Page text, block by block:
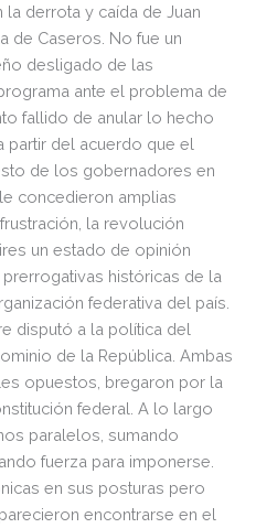
derrota y caída de Juan
de Caseros. No fue un
desligado de las
ante el problema de
fallido de anular lo hecho
partir del acuerdo que el
de los gobernadores en
concedieron amplias
la revolución
un estado de opinión
históricas de la
federativa del país.
disputó a la política del
de la República. Ambas
opuestos, bregaron por la
federal. A lo largo
paralelos, sumando
fuerza para imponerse.
en sus posturas pero
encontrarse en el